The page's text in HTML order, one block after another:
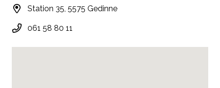
Station 35, 5575 Gedinne
061 58 80 11